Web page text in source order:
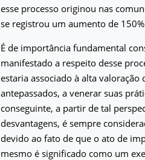
esse processo originou nas
se registrou um aumento de
É de importância fundamental
manifestado a respeito desse
estaria associado à alta
antepassados, a venerar suas
conseguinte, a partir de tal
desvantagens, é sempre
devido ao fato de que o ato de
mesmo é significado como um